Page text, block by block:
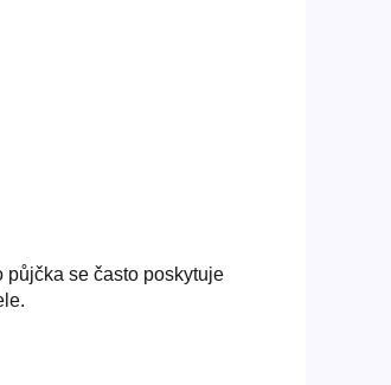
půjčka se často poskytuje